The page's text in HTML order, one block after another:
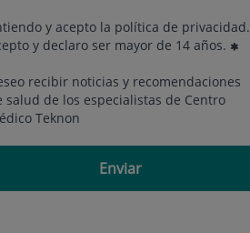
y acepto la política de privacidad.
y declaro ser mayor de 14 años.
recibir noticias y recomendaciones
salud de los especialistas de Centro
Teknon
Enviar